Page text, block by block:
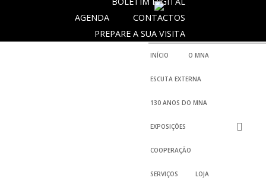
CONTACTOS
AGENDA
PREPARE A SUA VISITA
INÍCIO O MNA
ESCUTA EXTERNA
130 ANOS DO MNA
EXPOSIÇÕES
COOPERAÇÃO
SERVIÇOS LOJA